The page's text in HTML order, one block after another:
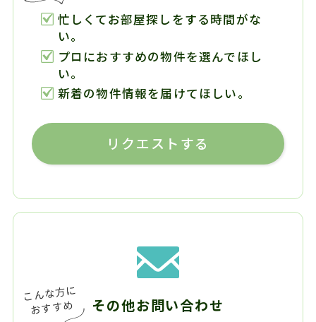
忙しくてお部屋探しをする時間がな
い。
プロにおすすめの物件を選んでほし
い。
新着の物件情報を届けてほしい。
リクエストする
その他お問い合わせ